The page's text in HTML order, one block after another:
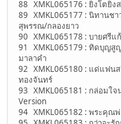
88 XMKL065176 : ยิ่งโตยิ่ง
89 XMKL065177 : นิทานชา
สุพรรณ/กลองยาว
90 XMKL065178 : บายศรีแ
91 XMKL065179 : ทิดบุญสู
มาลาคำ
92 XMKL065180 : แด่แฟน
ทองจันทร์
93 XMKL065181 : กล่อมใจ
Version
94 XMKL065182 : พระคุณ